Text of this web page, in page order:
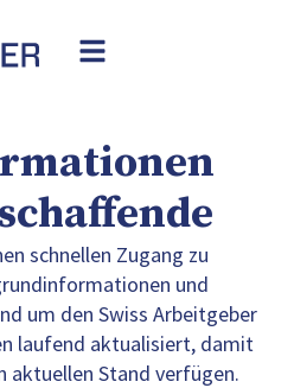
schnellen Zugang zu
und
um den Swiss Arbeitgeber
laufend aktualisiert, damit
aktuellen Stand verfügen.